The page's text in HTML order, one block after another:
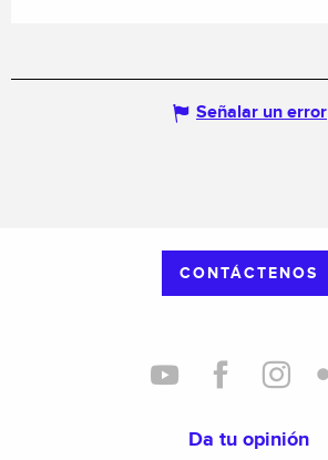
Señalar un error
CONTÁCTENOS
Da tu opinión